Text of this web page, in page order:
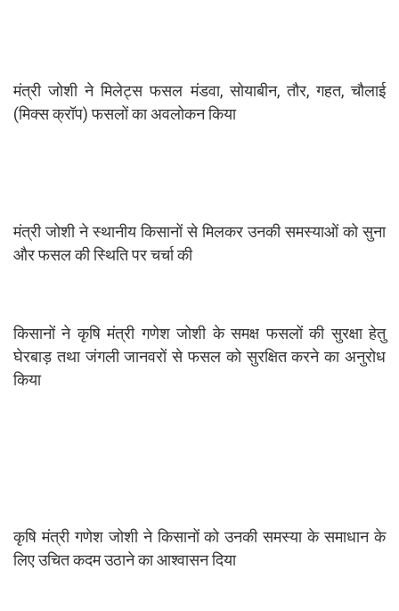
मंत्री जोशी ने मिलेट्स फसल मंडवा, सोयाबीन, तौर, गहत, चौलाई
(मिक्स क्रॉप) फसलों का अवलोकन किया
मंत्री जोशी ने स्थानीय किसानों से मिलकर उनकी समस्याओं को सुना
और फसल की स्थिति पर चर्चा की
किसानों ने कृषि मंत्री गणेश जोशी के समक्ष फसलों की सुरक्षा हेतु
घेरबाड़ तथा जंगली जानवरों से फसल को सुरक्षित करने का अनुरोध
किया
कृषि मंत्री गणेश जोशी ने किसानों को उनकी समस्या के समाधान के
लिए उचित कदम उठाने का आश्वासन दिया